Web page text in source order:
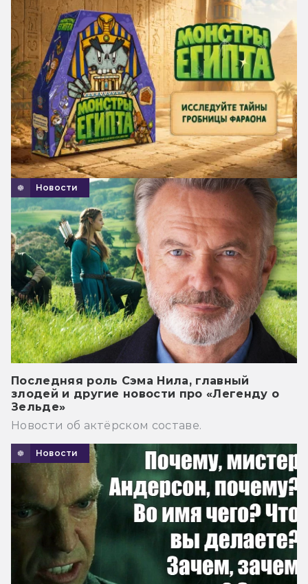
Новости
Последняя роль Сэма Нила, главный
злодей и другие новости про «Легенду о
Зельде»
Новости об актёрском составе.
Новости